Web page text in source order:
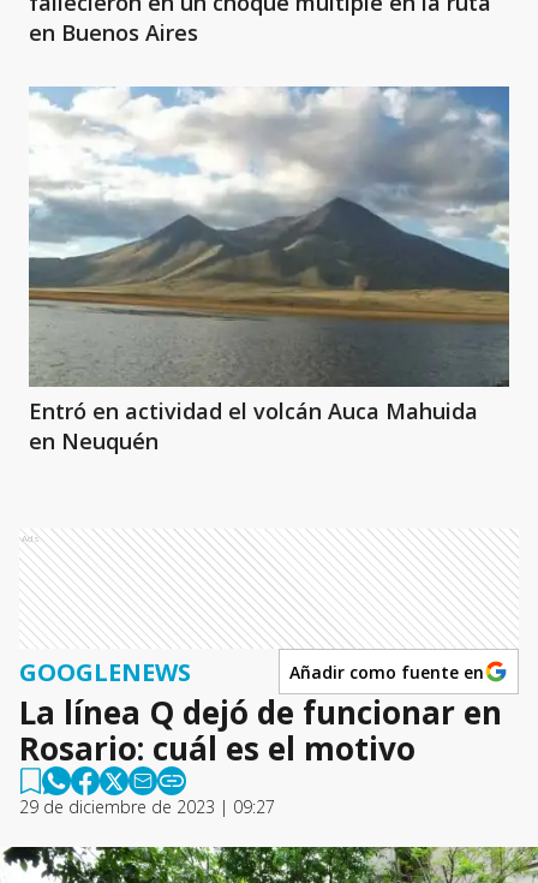
en Buenos Aires
Entró en actividad el volcán Auca Mahuida
en Neuquén
Ads
GOOGLENEWS Añadir como fuente en
La línea Q dejó de funcionar en
Rosario: cuál es el motivo
29 de diciembre de 2023 | 09:27